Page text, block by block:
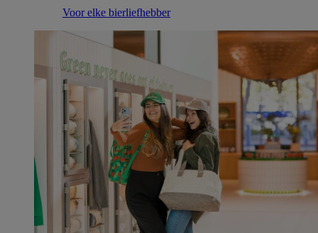
Voor elke bierliefhebber